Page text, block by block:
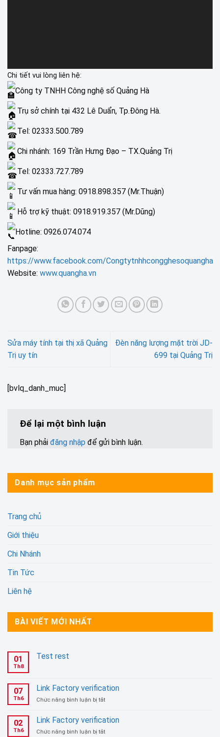
Chi tiết vui lòng liên hệ:
Công ty TNHH Công nghệ số Quảng Hà
Trụ sở chính tại 432 Lê Duẩn, Tp.Đông Hà.
Tel: 02333.500.789
Chi nhánh: 169 Trần Hưng Đạo – TX.Quảng Trị
Tel: 02333.727.789
Tư vấn mua hàng: 0918.898.357 (Mr.Thuận)
Hỗ trợ kỹ thuật: 0918.919.357 (Mr.Dũng)
Hotline: 0926.074.074
Fanpage:
https://www.facebook.com/Congtytnhhcongghesoquangha
Website: www.quangha.vn
Sửa máy tính tại thị xã Quảng
Trị uy tín
Đèn năng lượng mặt trời JD-
699 tại Quảng Trị
[bvlq_danh_muc]
Để lại một bình luận
Bạn phải đăng nhập để gửi bình luận.
Danh mục sản phẩm
Trang chủ
Giới thiệu
Chi Nhánh
Tin Tức
Liên hệ
BÀI VIẾT MỚI NHẤT
01
Th8
Test rest
07
Th6
Link Factory verification
Chức năng bình luận bị tắtở
Factory
verification
02
Th6
Link Factory verification
Chức năng bình luận bị tắtở